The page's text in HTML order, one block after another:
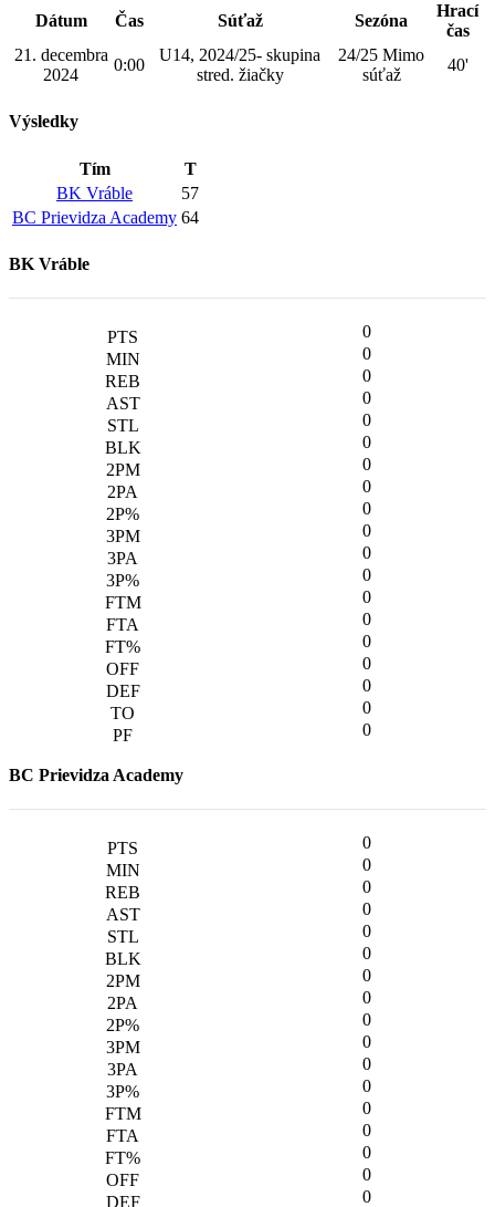
Dátum Čas Súťaž Sezóna
Hrací
čas
21. decembra
2024
0:00
U14, 2024/25- skupina
stred. žiačky
24/25 Mimo
súťaž
40'
Výsledky
Tím
T
BK Vráble
57
BC Prievidza Academy 64
BK Vráble
0
0
0
0
0
0
0
0
0
0
0
0
0
0
0
0
0
0
0
BC Prievidza Academy
0
0
0
0
0
0
0
0
0
0
0
0
0
0
0
0
0